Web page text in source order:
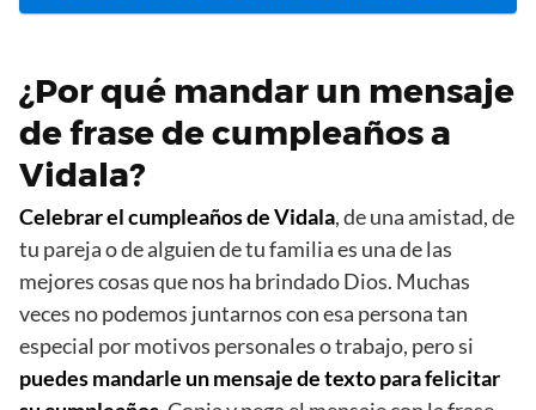
¿Por qué mandar un mensaje
de frase de cumpleaños a
Vidala?
Celebrar el cumpleaños de Vidala, de una amistad, de
tu pareja o de alguien de tu familia es una de las
mejores cosas que nos ha brindado Dios. Muchas
veces no podemos juntarnos con esa persona tan
especial por motivos personales o trabajo, pero si
puedes mandarle un mensaje de texto para felicitar